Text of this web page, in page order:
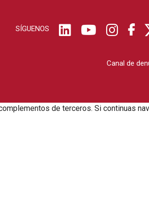
SÍGUENOS
Canal de
de terceros. Si continuas